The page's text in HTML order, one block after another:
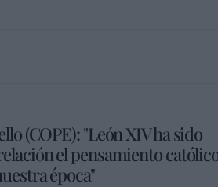
(COPE): "León XIV ha sido
el pensamiento
época"